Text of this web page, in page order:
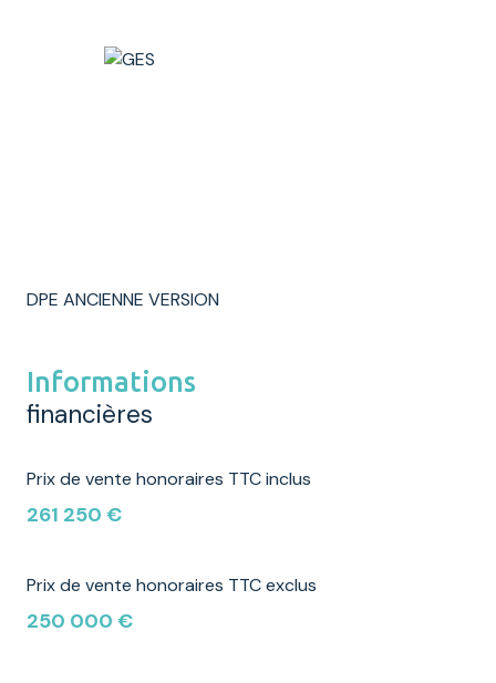
DPE ANCIENNE VERSION
Informations
financières
Prix de vente honoraires TTC inclus
261 250 €
Prix de vente honoraires TTC exclus
250 000 €